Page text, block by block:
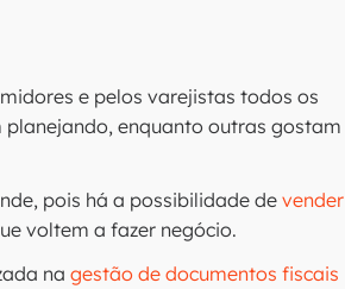
e pelos varejistas todos os
enquanto outras gostam
pois há a possibilidade de vender
voltem a fazer negócio.
na gestão de documentos fiscais